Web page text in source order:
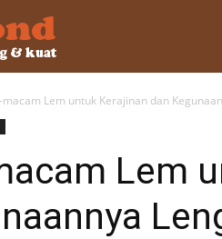
–
Lem
Lem untuk Kerajinan dan
Lem